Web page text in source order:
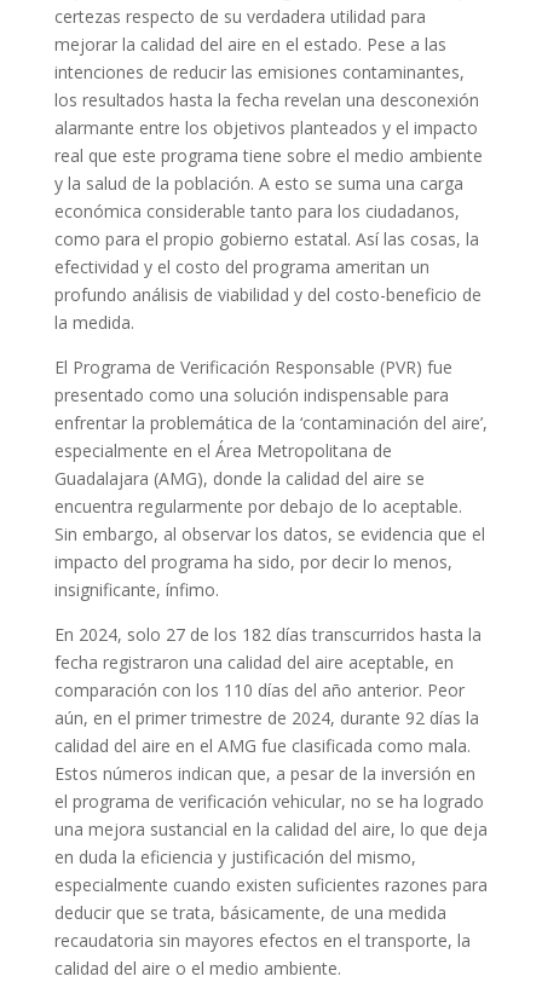
certezas respecto de su verdadera utilidad para
mejorar la calidad del aire en el estado. Pese a las
intenciones de reducir las emisiones contaminantes,
los resultados hasta la fecha revelan una desconexión
alarmante entre los objetivos planteados y el impacto
real que este programa tiene sobre el medio ambiente
y la salud de la población. A esto se suma una carga
económica considerable tanto para los ciudadanos,
como para el propio gobierno estatal. Así las cosas, la
efectividad y el costo del programa ameritan un
profundo análisis de viabilidad y del costo-beneficio de
la medida.
El Programa de Verificación Responsable (PVR) fue
presentado como una solución indispensable para
enfrentar la problemática de la ‘contaminación del aire’,
especialmente en el Área Metropolitana de
Guadalajara (AMG), donde la calidad del aire se
encuentra regularmente por debajo de lo aceptable.
Sin embargo, al observar los datos, se evidencia que el
impacto del programa ha sido, por decir lo menos,
insignificante, ínfimo.
En 2024, solo 27 de los 182 días transcurridos hasta la
fecha registraron una calidad del aire aceptable, en
comparación con los 110 días del año anterior. Peor
aún, en el primer trimestre de 2024, durante 92 días la
calidad del aire en el AMG fue clasificada como mala.
Estos números indican que, a pesar de la inversión en
el programa de verificación vehicular, no se ha logrado
una mejora sustancial en la calidad del aire, lo que deja
en duda la eficiencia y justificación del mismo,
especialmente cuando existen suficientes razones para
deducir que se trata, básicamente, de una medida
recaudatoria sin mayores efectos en el transporte, la
calidad del aire o el medio ambiente.